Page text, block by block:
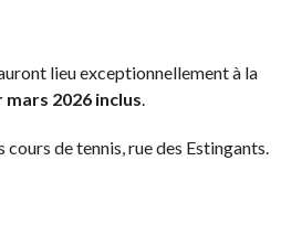
lieu exceptionnellement à la
mars 2026 inclus.
cours de tennis, rue des Estingants.